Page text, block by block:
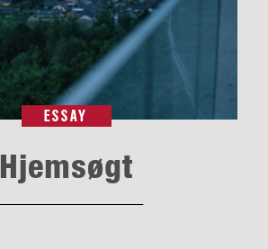
ESSAY
Hjemsøgt